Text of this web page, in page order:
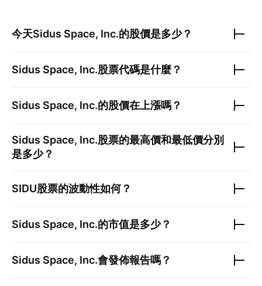
今天Sidus Space, Inc.的股價是多少？
Sidus Space, Inc.股票代碼是什麼？
Sidus Space, Inc.的股價在上漲嗎？
Sidus Space, Inc.股票的最高價和最低價分別
是多少？
SIDU股票的波動性如何？
Sidus Space, Inc.的市值是多少？
Sidus Space, Inc.會發佈報告嗎？